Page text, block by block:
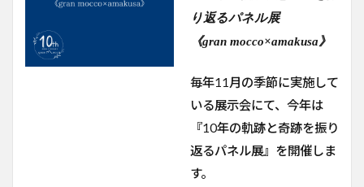
り返るパネル展
《gran mocco×amakusa》
毎年11月の季節に実施して
いる展示会にて、今年は
『10年の軌跡と奇跡を振り
返るパネル展』を開催しま
す。